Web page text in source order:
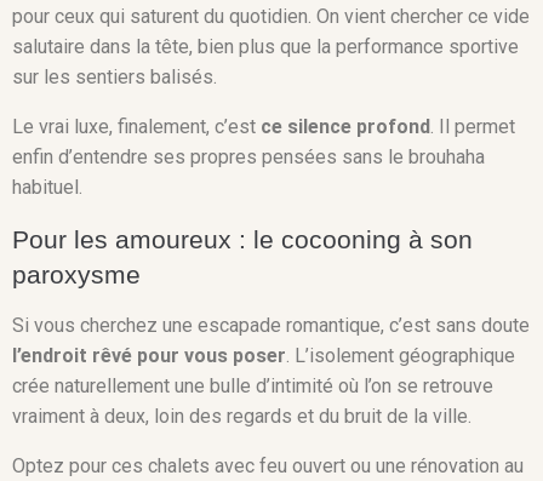
pour ceux qui saturent du quotidien. On vient chercher ce vide
salutaire dans la tête, bien plus que la performance sportive
sur les sentiers balisés.
Le vrai luxe, finalement, c’est ce silence profond. Il permet
enfin d’entendre ses propres pensées sans le brouhaha
habituel.
Pour les amoureux : le cocooning à son
paroxysme
Si vous cherchez une escapade romantique, c’est sans doute
l’endroit rêvé pour vous poser. L’isolement géographique
crée naturellement une bulle d’intimité où l’on se retrouve
vraiment à deux, loin des regards et du bruit de la ville.
Optez pour ces chalets avec feu ouvert ou une rénovation au